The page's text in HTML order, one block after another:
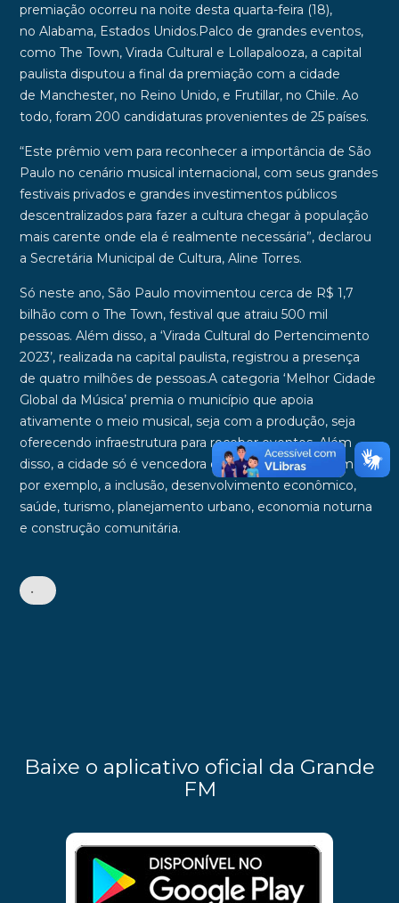
premiação ocorreu na noite desta quarta-feira (18),
no Alabama, Estados Unidos.Palco de grandes eventos,
como The Town, Virada Cultural e Lollapalooza, a capital
paulista disputou a final da premiação com a cidade
de Manchester, no Reino Unido, e Frutillar, no Chile. Ao
todo, foram 200 candidaturas provenientes de 25 países.
“Este prêmio vem para reconhecer a importância de São
Paulo no cenário musical internacional, com seus grandes
festivais privados e grandes investimentos públicos
descentralizados para fazer a cultura chegar à população
mais carente onde ela é realmente necessária”, declarou
a Secretária Municipal de Cultura, Aline Torres.
Só neste ano, São Paulo movimentou cerca de R$ 1,7
bilhão com o The Town, festival que atraiu 500 mil
pessoas. Além disso, a ‘Virada Cultural do Pertencimento
2023’, realizada na capital paulista, registrou a presença
de quatro milhões de pessoas.A categoria ‘Melhor Cidade
Global da Música’ premia o município que apoia
ativamente o meio musical, seja com a produção, seja
oferecendo infraestrutura para receber eventos. Além
disso, a cidade só é vencedora quando também promove,
por exemplo, a inclusão, desenvolvimento econômico,
saúde, turismo, planejamento urbano, economia noturna
e construção comunitária.
•
Baixe o aplicativo oficial da Grande
FM